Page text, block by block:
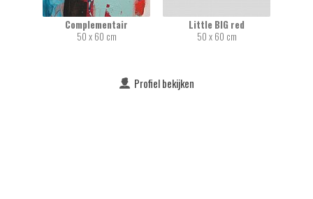
Complementair
50 x 60 cm
Little BIG red
50 x 60 cm
Profiel bekijken